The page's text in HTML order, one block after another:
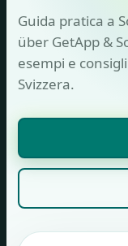
Guida pratica a
über GetApp &
esempi e
Svizzera.